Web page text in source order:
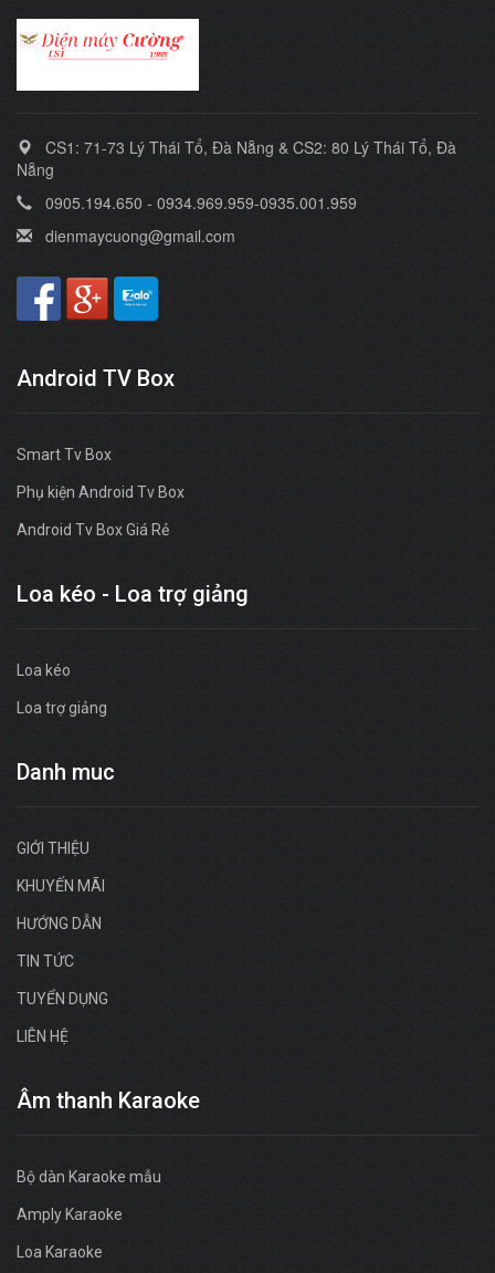
CS1: 71-73 Lý Thái Tổ, Đà Nẵng & CS2: 80 Lý Thái Tổ, Đà
Nẵng
0905.194.650 - 0934.969.959-0935.001.959
dienmaycuong@gmail.com
Android TV Box
Smart Tv Box
Phụ kiện Android Tv Box
Android Tv Box Giá Rẻ
Loa kéo - Loa trợ giảng
Loa kéo
Loa trợ giảng
Danh muc
GIỚI THIỆU
KHUYẾN MÃI
HƯỚNG DẪN
TIN TỨC
TUYỂN DỤNG
LIÊN HỆ
Âm thanh Karaoke
Bộ dàn Karaoke mẫu
Amply Karaoke
Loa Karaoke